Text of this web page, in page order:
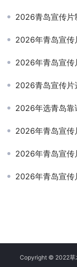
2026青岛宣传片
2026年青岛宣传
2026年青岛宣传片
2026青岛宣传片
2026年选青岛靠
2026年青岛宣传
2026年青岛宣传
2026年青岛宣传片
Copyright © 2022草